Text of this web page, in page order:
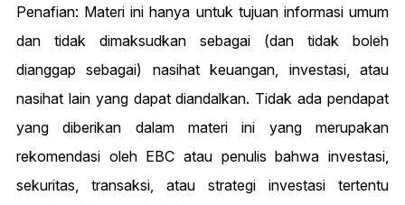
Penafian: Materi ini hanya untuk tujuan informasi umum
dan tidak dimaksudkan sebagai (dan tidak boleh
dianggap sebagai) nasihat keuangan, investasi, atau
nasihat lain yang dapat diandalkan. Tidak ada pendapat
yang diberikan dalam materi ini yang merupakan
rekomendasi oleh EBC atau penulis bahwa investasi,
sekuritas, transaksi, atau strategi investasi tertentu